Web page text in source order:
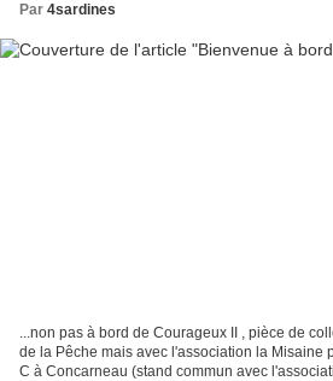
Par 4sardines
...non pas à bord de Courageux II , pièce de
de la Pêche mais avec l'association la Misaine
C à Concarneau (stand commun avec